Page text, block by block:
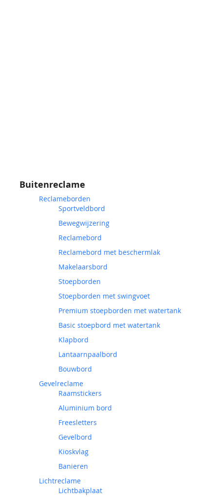
Buitenreclame
Reclameborden
Sportveldbord
Bewegwijzering
Reclamebord
Reclamebord met beschermlak
Makelaarsbord
Stoepborden
Stoepborden met swingvoet
Premium stoepborden met watertank
Basic stoepbord met watertank
Klapbord
Lantaarnpaalbord
Bouwbord
Gevelreclame
Raamstickers
Aluminium bord
Freesletters
Gevelbord
Kioskvlag
Banieren
Lichtreclame
Lichtbakplaat